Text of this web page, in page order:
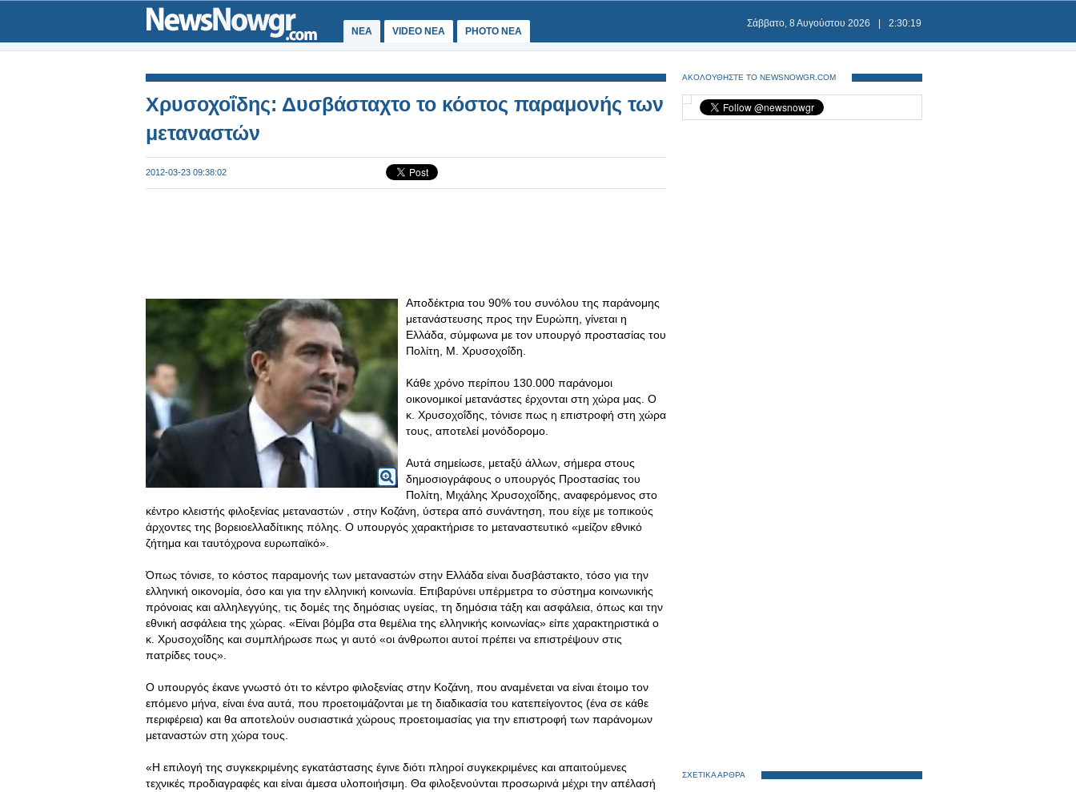
ΝΕΑ VIDEO NEA PHOTO NEA
Σάββατο, 8 Αυγούστου 2026 2:30:20
Χρυσοχοΐδης: Δυσβάσταχτο το κόστος παραμονής των
μεταναστών
2012-03-23 09:38:02
Αποδέκτρια του 90% του συνόλου της παράνομης
μετανάστευσης προς την Ευρώπη, γίνεται η
Ελλάδα, σύμφωνα με τον υπουργό προστασίας του
Πολίτη, Μ. Χρυσοχοΐδη.
Κάθε χρόνο περίπου 130.000 παράνομοι
οικονομικοί μετανάστες έρχονται στη χώρα μας. Ο
κ. Χρυσοχοΐδης, τόνισε πως η επιστροφή στη χώρα
τους, αποτελεί μονόδορομο.
Αυτά σημείωσε, μεταξύ άλλων, σήμερα στους
δημοσιογράφους ο υπουργός Προστασίας του
Πολίτη, Μιχάλης Χρυσοχοΐδης, αναφερόμενος στο
κέντρο κλειστής φιλοξενίας μεταναστών , στην Κοζάνη, ύστερα από συνάντηση, που είχε με τοπικούς
άρχοντες της βορειοελλαδίτικης πόλης. Ο υπουργός χαρακτήρισε το μεταναστευτικό «μείζον εθνικό
ζήτημα και ταυτόχρονα ευρωπαϊκό».
Όπως τόνισε, το κόστος παραμονής των μεταναστών στην Ελλάδα είναι δυσβάστακτο, τόσο για την
ελληνική οικονομία, όσο και για την ελληνική κοινωνία. Επιβαρύνει υπέρμετρα το σύστημα κοινωνικής
πρόνοιας και αλληλεγγύης, τις δομές της δημόσιας υγείας, τη δημόσια τάξη και ασφάλεια, όπως και την
εθνική ασφάλεια της χώρας. «Είναι βόμβα στα θεμέλια της ελληνικής κοινωνίας» είπε χαρακτηριστικά ο
κ. Χρυσοχοΐδης και συμπλήρωσε πως γι αυτό «οι άνθρωποι αυτοί πρέπει να επιστρέψουν στις
πατρίδες τους».
Ο υπουργός έκανε γνωστό ότι το κέντρο φιλοξενίας στην Κοζάνη, που αναμένεται να είναι έτοιμο τον
επόμενο μήνα, είναι ένα αυτά, που προετοιμάζονται με τη διαδικασία του κατεπείγοντος (ένα σε κάθε
περιφέρεια) και θα αποτελούν ουσιαστικά χώρους προετοιμασίας για την επιστροφή των παράνομων
μεταναστών στη χώρα τους.
«Η επιλογή της συγκεκριμένης εγκατάστασης έγινε διότι πληροί συγκεκριμένες και απαιτούμενες
τεχνικές προδιαγραφές και είναι άμεσα υλοποιήσιμη. Θα φιλοξενούνται προσωρινά μέχρι την απέλασή
ΑΚΟΛΟΥΘΗΣΤΕ ΤΟ NEWSNOWGR.COM
ΣΧΕΤΙΚΑ ΑΡΘΡΑ